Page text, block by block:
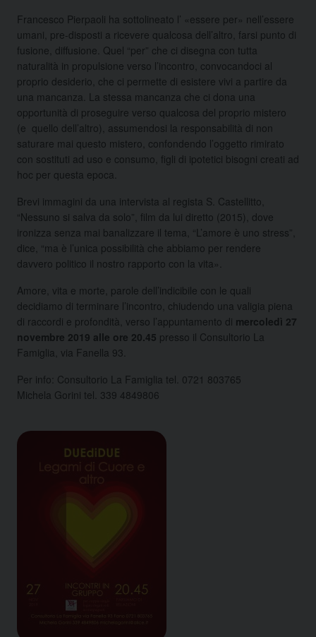
Francesco Pierpaoli ha sottolineato l’ «essere per» nell’essere
umani, pre-disposti a ricevere qualcosa dell’altro, farsi punto di
fusione, diffusione. Quel “per” che ci disegna con tutta
naturalità in propulsione verso l’incontro, convocandoci al
proprio desiderio, che ci permette di esistere vivi a partire da
una mancanza. La stessa mancanza che ci dona una
opportunità di proseguire verso qualcosa del proprio mistero
(e quello dell’altro), assumendosi la responsabilità di non
saturare mai questo mistero, confondendo l’oggetto rimirato
con sostituti ad uso e consumo, figli di ipotetici bisogni creati ad
hoc per questa epoca.
Brevi immagini da una intervista al regista S. Castellitto,
“Nessuno si salva da solo”, film da lui diretto (2015), dove
ironizza senza mai banalizzare il tema, “L’amore è uno stress”,
dice, “ma è l’unica possibilità che abbiamo per rendere
davvero politico il nostro rapporto con la vita».
Amore, vita e morte, parole dell’indicibile con le quali
decidiamo di terminare l’incontro, chiudendo una valigia piena
di raccordi e profondità, verso l’appuntamento di mercoledì 27
novembre 2019 alle ore 20.45 presso il Consultorio La
Famiglia, via Fanella 93.
Per info: Consultorio La Famiglia tel. 0721 803765
Michela Gorini tel. 339 4849806